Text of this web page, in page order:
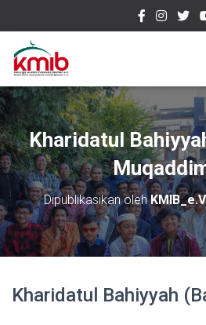
Kharidatul
Dipublikasikan olehKMIB_e.V
Kharidatul Bahiyyah